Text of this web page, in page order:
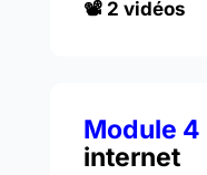
📽️ 2 vidéos
Module 4
internet